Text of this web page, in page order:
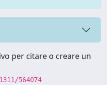
per citare o creare un
564074